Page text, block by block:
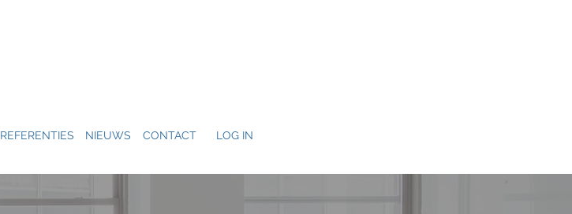
REFERENTIES NIEUWS CONTACT LOG IN